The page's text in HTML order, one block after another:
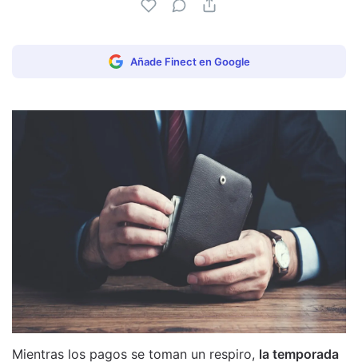
Añade Finect en Google
Mientras los pagos se toman un respiro, la temporada